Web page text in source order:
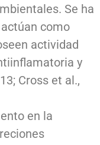
Se ha
como
actividad
y
Cross et al.,
en la